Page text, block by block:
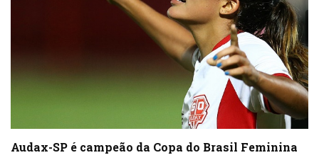
Audax-SP é campeão da Copa do Brasil Feminina